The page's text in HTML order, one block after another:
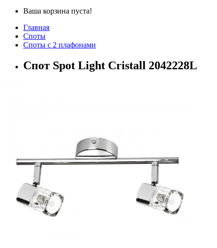
Ваша корзина пуста!
Главная
Споты
Споты с 2 плафонами
Спот Spot Light Cristall 2042228L